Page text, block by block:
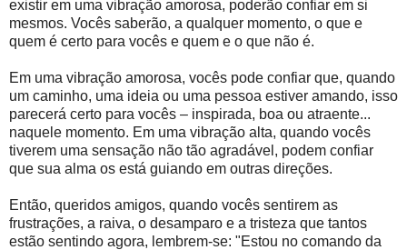
existir em uma vibração amorosa, poderão confiar em si
mesmos. Vocês saberão, a qualquer momento, o que e
quem é certo para vocês e quem e o que não é.
Em uma vibração amorosa, vocês pode confiar que, quando
um caminho, uma ideia ou uma pessoa estiver amando, isso
parecerá certo para vocês – inspirada, boa ou atraente...
naquele momento. Em uma vibração alta, quando vocês
tiverem uma sensação não tão agradável, podem confiar
que sua alma os está guiando em outras direções.
Então, queridos amigos, quando vocês sentirem as
frustrações, a raiva, o desamparo e a tristeza que tantos
estão sentindo agora, lembrem-se: "Estou no comando da